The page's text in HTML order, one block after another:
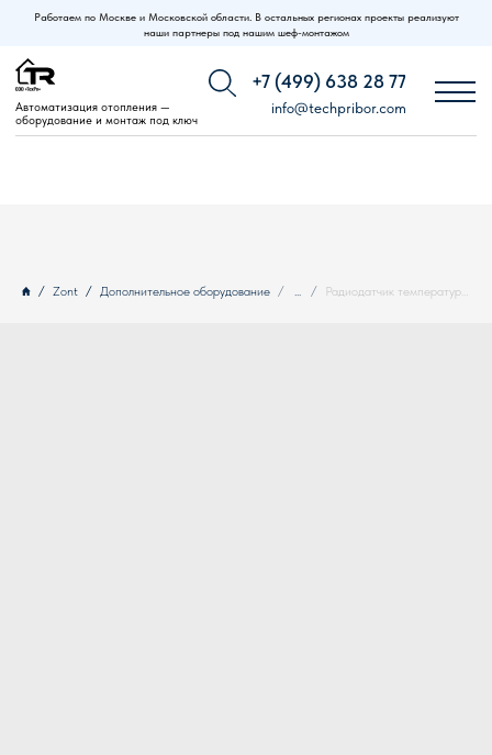
Работаем по Москве и Московской области. В остальных регионах проекты реализуют
наши партнеры под нашим шеф-монтажом
info@techpribor.com
Автоматизация отопления —
оборудование и монтаж под ключ
Zont Дополнительное оборудование ... Радиодатчик температуры теплоносителя ZONT МЛ-785